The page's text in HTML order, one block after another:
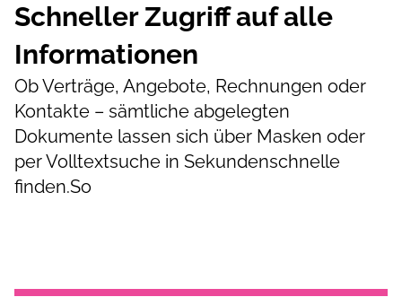
Schneller Zugriff auf alle
Informationen
Ob Verträge, Angebote, Rechnungen oder
Kontakte – sämtliche abgelegten
Dokumente lassen sich über Masken oder
per Volltextsuche in Sekundenschnelle
finden.So